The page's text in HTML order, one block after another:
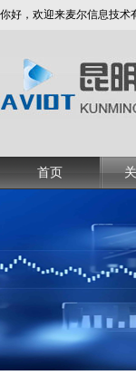
你好，欢迎来麦尔信息技术
首页